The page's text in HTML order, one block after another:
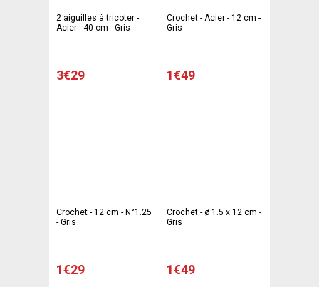
2 aiguilles à tricoter -
Acier - 40 cm - Gris
3€29
Crochet - Acier - 12 cm -
Gris
1€49
Crochet - 12 cm - N°1.25
- Gris
1€29
Crochet - ø 1.5 x 12 cm -
Gris
1€49